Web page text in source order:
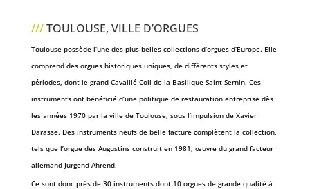
///TOULOUSE, VILLE D’ORGUES
Toulouse possède l’une des plus belles collections d’orgues d’Europe. Elle
comprend des orgues historiques uniques, de différents styles et
périodes, dont le grand Cavaillé-Coll de la Basilique Saint-Sernin. Ces
instruments ont bénéficié d’une politique de restauration entreprise dès
les années 1970 par la ville de Toulouse, sous l’impulsion de Xavier
Darasse. Des instruments neufs de belle facture complètent la collection,
tels que l’orgue des Augustins construit en 1981, œuvre du grand facteur
allemand Jürgend Ahrend.
Ce sont donc près de 30 instruments dont 10 orgues de grande qualité à